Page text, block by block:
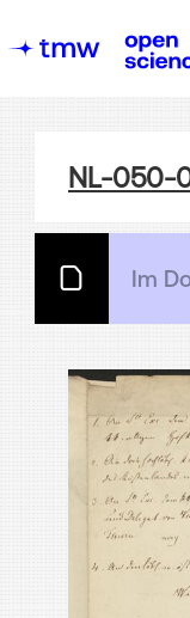
NL-050-